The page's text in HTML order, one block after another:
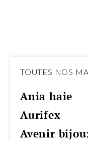
TOUTES NOS
ania haie
aurifex
avenir